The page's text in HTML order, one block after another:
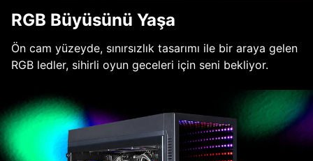
RGB Büyüsünü Yaşa
Ön cam yüzeyde, sınırsızlık tasarımı ile bir araya gelen
RGB ledler, sihirli oyun geceleri için seni bekliyor.